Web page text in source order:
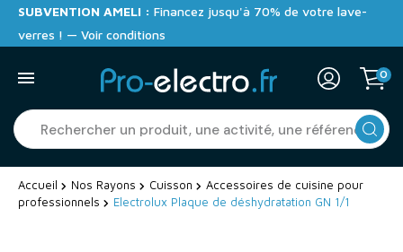
SUBVENTION AMELI : Financez jusqu'à 70% de votre lave-
verres ! — Voir conditions
0
Accueil Nos Rayons Cuisson
Accessoires de cuisine pour
professionnels
Electrolux Plaque de déshydratation GN 1/1